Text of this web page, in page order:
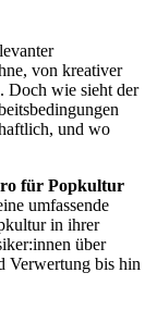
von kreativer
Doch wie sieht der
und wo
für Popkultur
umfassende
in ihrer
über
Verwertung bis hin